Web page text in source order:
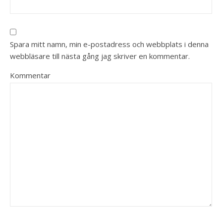
Spara mitt namn, min e-postadress och webbplats i denna
webbläsare till nästa gång jag skriver en kommentar.
Kommentar